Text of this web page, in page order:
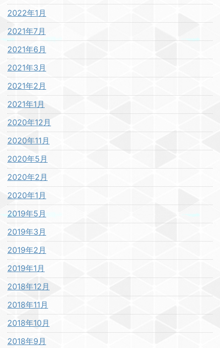
2022年1月
2021年7月
2021年6月
2021年3月
2021年2月
2021年1月
2020年12月
2020年11月
2020年5月
2020年2月
2020年1月
2019年5月
2019年3月
2019年2月
2019年1月
2018年12月
2018年11月
2018年10月
2018年9月